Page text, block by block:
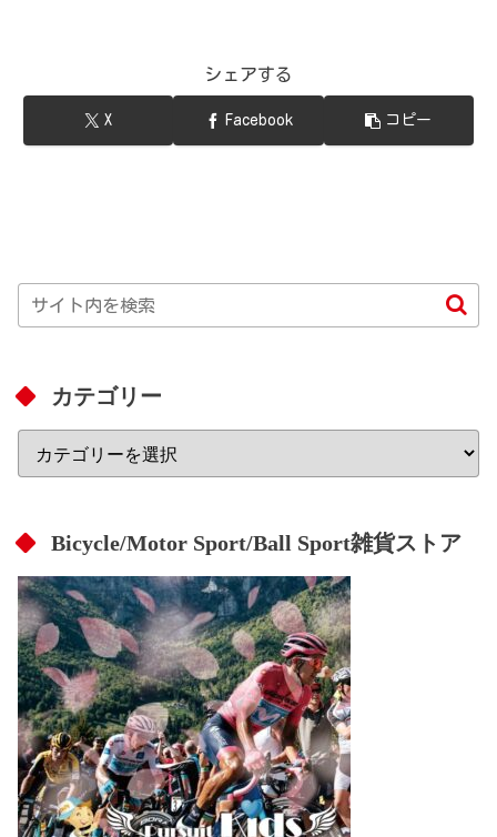
シェアする
X Facebook コピー
カテゴリー
Bicycle/Motor Sport/Ball Sport雑貨ストア